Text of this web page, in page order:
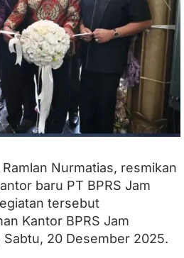
Nurmatias, resmikan
baru PT BPRS Jam
tersebut
Kantor BPRS Jam
Sabtu, 20 Desember 2025.